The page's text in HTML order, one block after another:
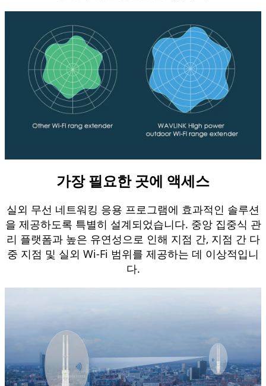
가장 필요한 곳에 액세스
실외 무선 네트워킹 응용 프로그램에 효과적인 솔루션
을 제공하도록 특별히 설계되었습니다. 중앙 집중식 관
리 플랫폼과 높은 유연성으로 인해 지점 간, 지점 간 다
중 지점 및 실외 Wi-Fi 범위를 제공하는 데 이상적입니
다.